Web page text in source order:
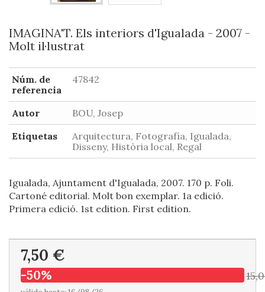
IMAGINA'T. Els interiors d'Igualada - 2007 -
Molt il·lustrat
Núm. de
referencia
47842
Autor
BOU, Josep
Etiquetas
Arquitectura, Fotografía, Igualada,
Disseny, Història local, Regal
Igualada, Ajuntament d'Igualada, 2007. 170 p. Foli.
Cartoné editorial. Molt bon exemplar. 1a edició.
Primera edició. 1st edition. First edition.
7,50 €
-50%